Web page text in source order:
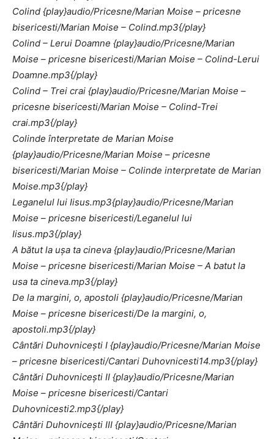
Colind {play}audio/Pricesne/Marian Moise – pricesne
bisericesti/Marian Moise – Colind.mp3{/play}
Colind – Lerui Doamne {play}audio/Pricesne/Marian
Moise – pricesne bisericesti/Marian Moise – Colind-Lerui
Doamne.mp3{/play}
Colind – Trei crai {play}audio/Pricesne/Marian Moise –
pricesne bisericesti/Marian Moise – Colind-Trei
crai.mp3{/play}
Colinde înterpretate de Marian Moise
{play}audio/Pricesne/Marian Moise – pricesne
bisericesti/Marian Moise – Colinde interpretate de Marian
Moise.mp3{/play}
Leganelul lui Iisus.mp3{play}audio/Pricesne/Marian
Moise – pricesne bisericesti/Leganelul lui
Iisus.mp3{/play}
A bătut la uşa ta cineva {play}audio/Pricesne/Marian
Moise – pricesne bisericesti/Marian Moise – A batut la
usa ta cineva.mp3{/play}
De la margini, o, apostoli {play}audio/Pricesne/Marian
Moise – pricesne bisericesti/De la margini, o,
apostoli.mp3{/play}
Cântări Duhovniceşti I {play}audio/Pricesne/Marian Moise
– pricesne bisericesti/Cantari Duhovnicesti14.mp3{/play}
Cântări Duhovniceşti II {play}audio/Pricesne/Marian
Moise – pricesne bisericesti/Cantari
Duhovnicesti2.mp3{/play}
Cântări Duhovniceşti III {play}audio/Pricesne/Marian